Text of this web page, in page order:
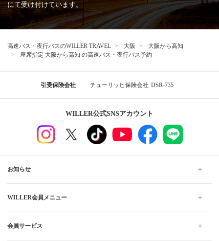
にて受け付けています。
高速バス・夜行バスのWILLER TRAVEL 大阪
大阪から高知
座席指定 大阪から高知 の高速バス・夜行バス予約
引受保険会社 チューリッヒ保険会社 DSR-735
WILLER公式SNSアカウント
お知らせ
WILLER会員メニュー
会員サービス